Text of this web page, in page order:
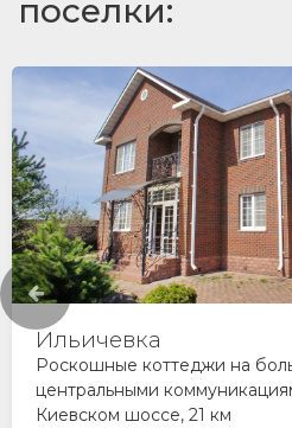
поселки:
Крекшино
Стильный обжитой поселок
км от МКАД. Дома под ключ